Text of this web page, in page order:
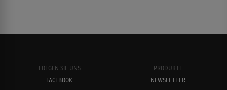
FOLGEN SIE UNS
FACEBOOK
PRODUKTE
NEWSLETTER